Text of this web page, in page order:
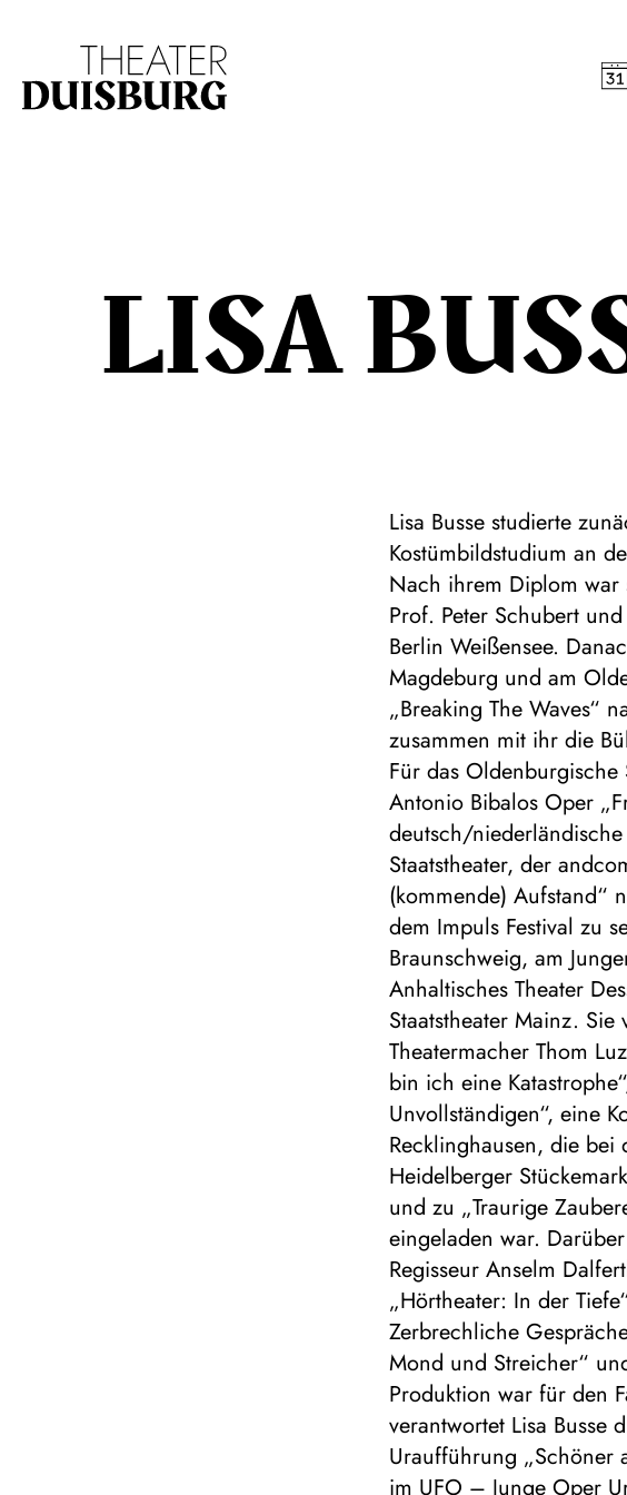
LISA
Lisa Busse studierte
Kostümbildstudium an
Nach ihrem Diplom
Prof. Peter Schubert
Berlin Weißensee.
Magdeburg und am
„Breaking The Waves“
zusammen mit ihr die
Für das
Antonio Bibalos Oper
deutsch/
Staatstheater, der
(kommende) Aufstand“
dem Impuls Festival zu
Braunschweig, am
Anhaltisches Theater
Staatstheater Mainz.
Theatermacher Thom
bin ich eine
Unvollständigen“, eine
Recklinghausen, die bei
Heidelberger
und zu „Traurige
eingeladen war.
Regisseur Anselm
„Hörtheater: In der
Zerbrechliche
Mond und Streicher“
Produktion war für den
verantwortet Lisa Busse
Uraufführung „Schöner
im UFO – Junge Oper